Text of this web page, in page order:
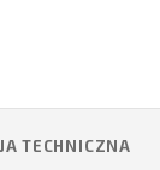
TECHNICZNA